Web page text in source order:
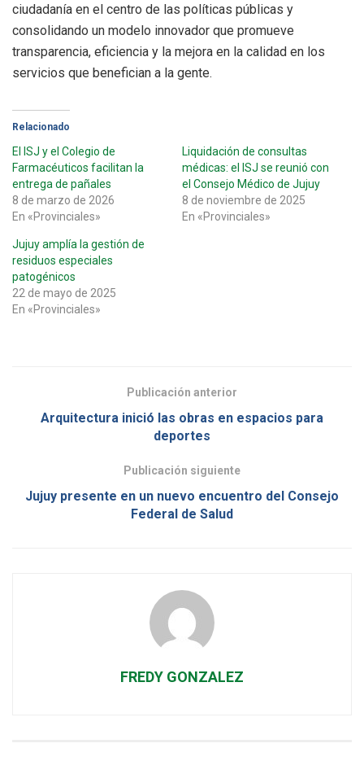
ciudadanía en el centro de las políticas públicas y
consolidando un modelo innovador que promueve
transparencia, eficiencia y la mejora en la calidad en los
servicios que benefician a la gente.
Relacionado
El ISJ y el Colegio de
Farmacéuticos facilitan la
entrega de pañales
8 de marzo de 2026
En «Provinciales»
Liquidación de consultas
médicas: el ISJ se reunió con
el Consejo Médico de Jujuy
8 de noviembre de 2025
En «Provinciales»
Jujuy amplía la gestión de
residuos especiales
patogénicos
22 de mayo de 2025
En «Provinciales»
Publicación anterior
Arquitectura inició las obras en espacios para
deportes
Publicación siguiente
Jujuy presente en un nuevo encuentro del Consejo
Federal de Salud
FREDY GONZALEZ